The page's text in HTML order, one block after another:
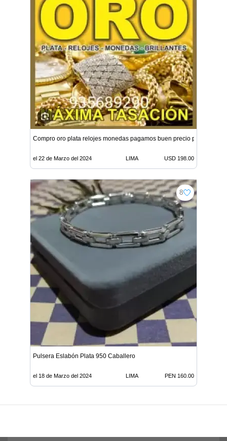
Compro oro plata relojes monedas pagamos buen precio por gramo
el 22 de Marzo del 2024 LIMA USD 198.00
8
Pulsera Eslabón Plata 950 Caballero
el 18 de Marzo del 2024 LIMA PEN 160.00